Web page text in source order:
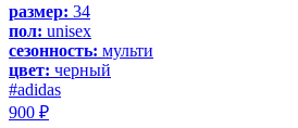
размер: 34
пол: unisex
сезонность: мульти
цвет: черный
#adidas
900 ₽